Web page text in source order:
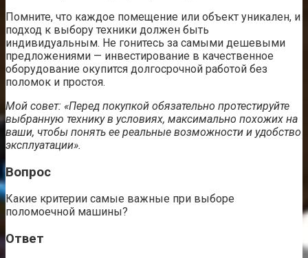
Помните, что каждое помещение или объект уникален, и
подход к выбору техники должен быть
индивидуальным. Не гонитесь за самыми дешевыми
предложениями — инвестирование в качественное
оборудование окупится долгосрочной работой без
поломок и простоя.
Мой совет: «Перед покупкой обязательно протестируйте
выбранную технику в условиях, максимально похожих на
ваши, чтобы понять ее реальные возможности и удобство
эксплуатации».
Вопрос
Какие критерии самые важные при выборе
поломоечной машины?
Ответ